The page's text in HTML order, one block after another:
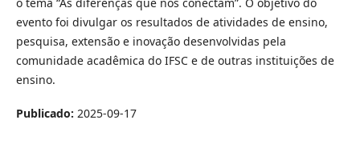
evento foi divulgar os resultados de atividades de ensino,
pesquisa, extensão e inovação desenvolvidas pela
comunidade acadêmica do IFSC e de outras instituições de
ensino.
Publicado: 2025-09-17